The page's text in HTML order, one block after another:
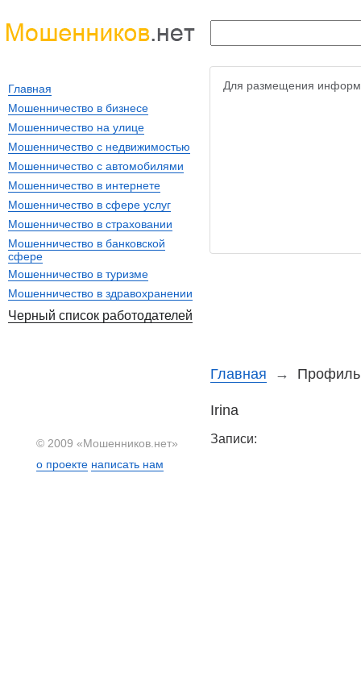
Для размещения
Главная → Профиль
Irina
Записи:
Главная
Мошенничество в бизнесе
Мошенничество на улице
Мошенничество с недвижимостью
Мошенничество с автомобилями
Мошенничество в интернете
Мошенничество в сфере услуг
Мошенничество в страховании
Мошенничество в банковской
сфере
Мошенничество в туризме
Мошенничество в здравохранении
Черный список работодателей
© 2009 «Мошенников.нет»
о проекте написать нам